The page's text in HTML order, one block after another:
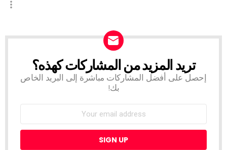
NEWSLETTER
تريد المزيد من المشاركات كهذه؟
إحصل على أفضل المشاركات مباشرة إلى البريد الخاص
بك!